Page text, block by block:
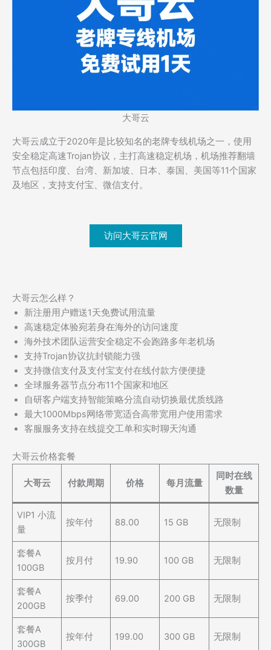
大哥云
大哥云成立于2020年是比较知名的老牌专线机场之一，使用
安全稳定高速Trojan协议，主打高速稳定机场，机场推荐翻墙
节点包括印度、台湾、新加坡、日本、泰国、美国等11个国家
及地区，支持支付宝、微信支付。
访问大哥云官网
大哥云怎么样？
新注册用户赠送1天免费试用流量
高速稳定体验宛若身在海外的访问速度
海外技术团队运营安全稳定不会跑路多年老机场
支持Trojan协议抗封锁能力强
支持微信支付及支付宝支付在线付款方便便捷
全球服务器节点分布11个国家和地区
自研客户端支持智能策略分流自动切换最优质线路
最大1000Mbps网络带宽适合高带宽用户使用需求
客服服务支持在线提交工单和实时聊天沟通
大哥云价格套餐
大哥云 付款周期 价格 每月流量
同时在线
数量
VIP1 小流
量
按年付 88.00 15 GB 无限制
套餐A
100GB
按月付 19.90 100 GB 无限制
套餐A
200GB
按季付 69.00 200 GB 无限制
套餐A
300GB
按年付 199.00 300 GB 无限制